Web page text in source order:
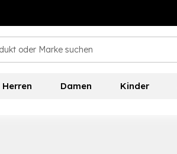
Herren Damen Kinder